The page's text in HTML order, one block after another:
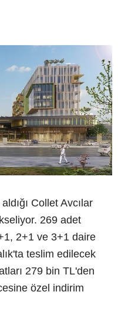
Collet Avcılar
269 adet
2+1 ve 3+1 daire
teslim edilecek
279 bin TL'den
özel indirim